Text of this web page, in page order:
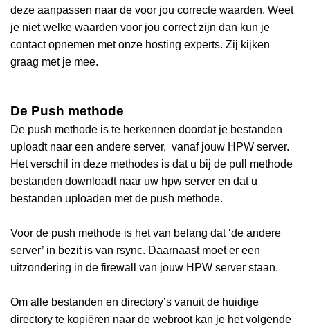
deze aanpassen naar de voor jou correcte waarden. Weet
je niet welke waarden voor jou correct zijn dan kun je
contact opnemen met onze hosting experts. Zij kijken
graag met je mee.
De Push methode
De push methode is te herkennen doordat je bestanden
uploadt naar een andere server, vanaf jouw HPW server.
Het verschil in deze methodes is dat u bij de pull methode
bestanden downloadt naar uw hpw server en dat u
bestanden uploaden met de push methode.
Voor de push methode is het van belang dat ‘de andere
server’ in bezit is van rsync. Daarnaast moet er een
uitzondering in de firewall van jouw HPW server staan.
Om alle bestanden en directory’s vanuit de huidige
directory te kopiëren naar de webroot kan je het volgende